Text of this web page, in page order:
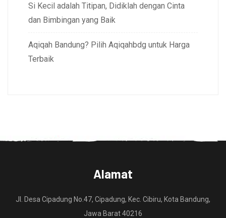
Si Kecil adalah Titipan, Didiklah dengan Cinta
dan Bimbingan yang Baik
Aqiqah Bandung? Pilih Aqiqahbdg untuk Harga
Terbaik
Alamat
Jl. Desa Cipadung No.47, Cipadung, Kec. Cibiru, Kota Bandung,
Jawa Barat 40216